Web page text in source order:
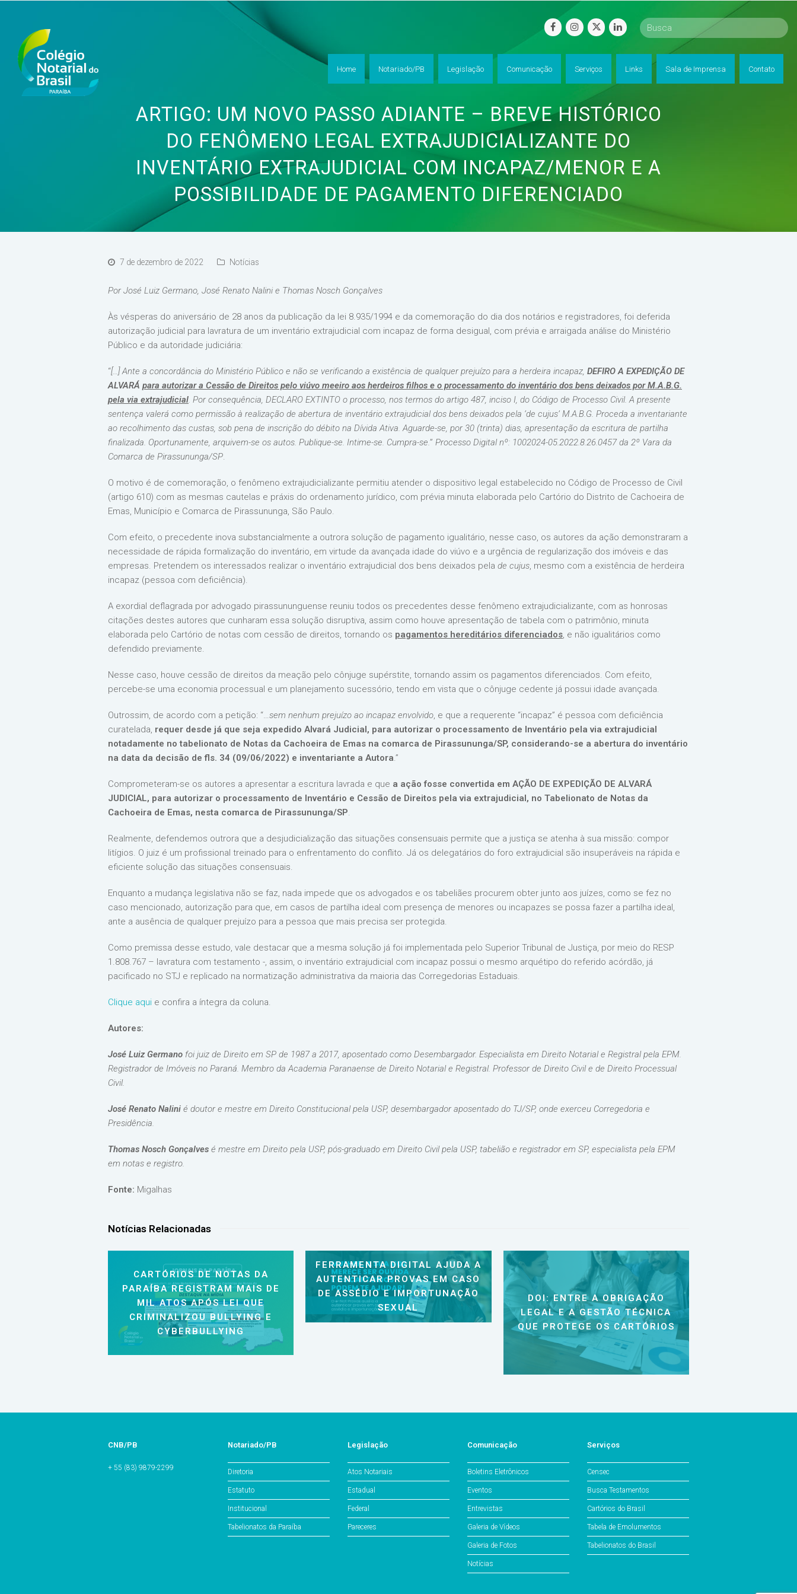
facebookinstagram
twitterlinkedin
Home Notariado/PB Legislação Comunicação Serviços Links Sala de Imprensa Contato
ARTIGO: UM NOVO PASSO ADIANTE – BREVE HISTÓRICO
DO FENÔMENO LEGAL EXTRAJUDICIALIZANTE DO
INVENTÁRIO EXTRAJUDICIAL COM INCAPAZ/MENOR E A
POSSIBILIDADE DE PAGAMENTO DIFERENCIADO
7 de dezembro de 2022 Notícias
Por José Luiz Germano, José Renato Nalini e Thomas Nosch Gonçalves
Às vésperas do aniversário de 28 anos da publicação da lei 8.935/1994 e da comemoração do dia dos notários e registradores, foi deferida
autorização judicial para lavratura de um inventário extrajudicial com incapaz de forma desigual, com prévia e arraigada análise do Ministério
Público e da autoridade judiciária:
“[…] Ante a concordância do Ministério Público e não se verificando a existência de qualquer prejuízo para a herdeira incapaz, DEFIRO A EXPEDIÇÃO DE
ALVARÁ para autorizar a Cessão de Direitos pelo viúvo meeiro aos herdeiros filhos e o processamento do inventário dos bens deixados por M.A.B.G.
pela via extrajudicial. Por consequência, DECLARO EXTINTO o processo, nos termos do artigo 487, inciso I, do Código de Processo Civil. A presente
sentença valerá como permissão à realização de abertura de inventário extrajudicial dos bens deixados pela ‘de cujus’ M.A.B.G. Proceda a inventariante
ao recolhimento das custas, sob pena de inscrição do débito na Dívida Ativa. Aguarde-se, por 30 (trinta) dias, apresentação da escritura de partilha
finalizada. Oportunamente, arquivem-se os autos. Publique-se. Intime-se. Cumpra-se.” Processo Digital nº: 1002024-05.2022.8.26.0457 da 2º Vara da
Comarca de Pirassununga/SP.
O motivo é de comemoração, o fenômeno extrajudicializante permitiu atender o dispositivo legal estabelecido no Código de Processo de Civil
(artigo 610) com as mesmas cautelas e práxis do ordenamento jurídico, com prévia minuta elaborada pelo Cartório do Distrito de Cachoeira de
Emas, Município e Comarca de Pirassununga, São Paulo.
Com efeito, o precedente inova substancialmente a outrora solução de pagamento igualitário, nesse caso, os autores da ação demonstraram a
necessidade de rápida formalização do inventário, em virtude da avançada idade do viúvo e a urgência de regularização dos imóveis e das
empresas. Pretendem os interessados realizar o inventário extrajudicial dos bens deixados pela de cujus, mesmo com a existência de herdeira
incapaz (pessoa com deficiência).
A exordial deflagrada por advogado pirassununguense reuniu todos os precedentes desse fenômeno extrajudicializante, com as honrosas
citações destes autores que cunharam essa solução disruptiva, assim como houve apresentação de tabela com o patrimônio, minuta
elaborada pelo Cartório de notas com cessão de direitos, tornando os pagamentos hereditários diferenciados, e não igualitários como
defendido previamente.
Nesse caso, houve cessão de direitos da meação pelo cônjuge supérstite, tornando assim os pagamentos diferenciados. Com efeito,
percebe-se uma economia processual e um planejamento sucessório, tendo em vista que o cônjuge cedente já possui idade avançada.
Outrossim, de acordo com a petição: “…sem nenhum prejuízo ao incapaz envolvido, e que a requerente “incapaz” é pessoa com deficiência
curatelada, requer desde já que seja expedido Alvará Judicial, para autorizar o processamento de Inventário pela via extrajudicial
notadamente no tabelionato de Notas da Cachoeira de Emas na comarca de Pirassununga/SP, considerando-se a abertura do inventário
na data da decisão de fls. 34 (09/06/2022) e inventariante a Autora.”
Comprometeram-se os autores a apresentar a escritura lavrada e que a ação fosse convertida em AÇÃO DE EXPEDIÇÃO DE ALVARÁ
JUDICIAL, para autorizar o processamento de Inventário e Cessão de Direitos pela via extrajudicial, no Tabelionato de Notas da
Cachoeira de Emas, nesta comarca de Pirassununga/SP.
Realmente, defendemos outrora que a desjudicialização das situações consensuais permite que a justiça se atenha à sua missão: compor
litígios. O juiz é um profissional treinado para o enfrentamento do conflito. Já os delegatários do foro extrajudicial são insuperáveis na rápida e
eficiente solução das situações consensuais.
Enquanto a mudança legislativa não se faz, nada impede que os advogados e os tabeliães procurem obter junto aos juízes, como se fez no
caso mencionado, autorização para que, em casos de partilha ideal com presença de menores ou incapazes se possa fazer a partilha ideal,
ante a ausência de qualquer prejuízo para a pessoa que mais precisa ser protegida.
Como premissa desse estudo, vale destacar que a mesma solução já foi implementada pelo Superior Tribunal de Justiça, por meio do RESP
1.808.767 – lavratura com testamento -, assim, o inventário extrajudicial com incapaz possui o mesmo arquétipo do referido acórdão, já
pacificado no STJ e replicado na normatização administrativa da maioria das Corregedorias Estaduais.
Clique aqui e confira a íntegra da coluna.
Autores:
José Luiz Germano foi juiz de Direito em SP de 1987 a 2017, aposentado como Desembargador. Especialista em Direito Notarial e Registral pela EPM.
Registrador de Imóveis no Paraná. Membro da Academia Paranaense de Direito Notarial e Registral. Professor de Direito Civil e de Direito Processual
Civil.
José Renato Nalini é doutor e mestre em Direito Constitucional pela USP, desembargador aposentado do TJ/SP, onde exerceu Corregedoria e
Presidência.
Thomas Nosch Gonçalves é mestre em Direito pela USP, pós-graduado em Direito Civil pela USP, tabelião e registrador em SP, especialista pela EPM
em notas e registro.
Fonte: Migalhas
Notícias Relacionadas
CARTÓRIOS DE NOTAS DA
PARAÍBA REGISTRAM MAIS DE
MIL ATOS APÓS LEI QUE
CRIMINALIZOU BULLYING E
CYBERBULLYING
FERRAMENTA DIGITAL AJUDA A
AUTENTICAR PROVAS EM CASO
DE ASSÉDIO E IMPORTUNAÇÃO
SEXUAL
DOI: ENTRE A OBRIGAÇÃO
LEGAL E A GESTÃO TÉCNICA
QUE PROTEGE OS CARTÓRIOS
CNB/PB
+ 55 (83) 9879-2299
Notariado/PB
Diretoria
Estatuto
Institucional
Tabelionatos da Paraíba
Legislação
Atos Notariais
Estadual
Federal
Pareceres
Comunicação
Boletins Eletrônicos
Eventos
Entrevistas
Galeria de Vídeos
Galeria de Fotos
Notícias
Serviços
Censec
Busca Testamentos
Cartórios do Brasil
Tabela de Emolumentos
Tabelionatos do Brasil